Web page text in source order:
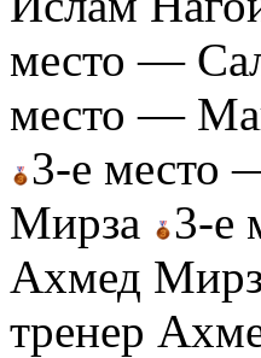
место —
место —
3-е место
Мирза
3-е
Ахмед
тренер